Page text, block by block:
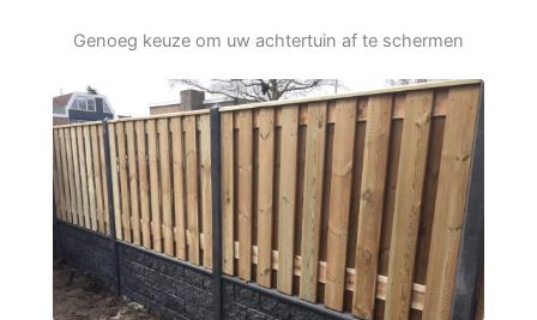
Genoeg keuze om uw achtertuin af te schermen